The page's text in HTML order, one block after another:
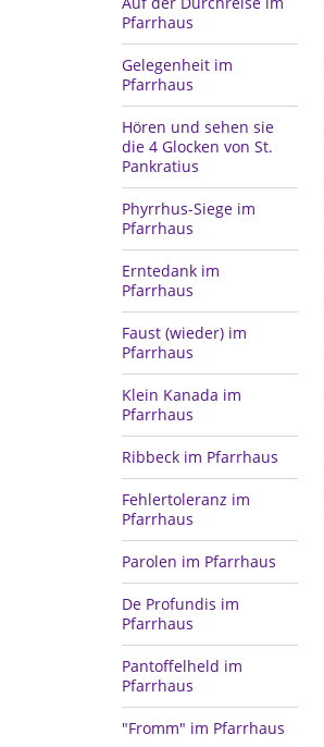
Pfarrhaus
Gelegenheit im
Pfarrhaus
Hören und sehen sie
die 4 Glocken von St.
Pankratius
Phyrrhus-Siege im
Pfarrhaus
Erntedank im
Pfarrhaus
Faust (wieder) im
Pfarrhaus
Klein Kanada im
Pfarrhaus
Ribbeck im Pfarrhaus
Fehlertoleranz im
Pfarrhaus
Parolen im Pfarrhaus
De Profundis im
Pfarrhaus
Pantoffelheld im
Pfarrhaus
"Fromm" im Pfarrhaus